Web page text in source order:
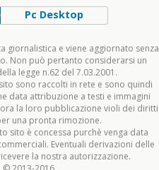
Pc Desktop
giornalistica e viene aggiornato senza
Non può pertanto considerarsi un
legge n.62 del 7.03.2001.
sono raccolti in rete e sono quindi
data attribuzione a testi e immagini
la loro pubblicazione violi dei diritti
una pronta rimozione.
sito è concessa purchè venga data
Eventuali derivazioni delle
la nostra autorizzazione.